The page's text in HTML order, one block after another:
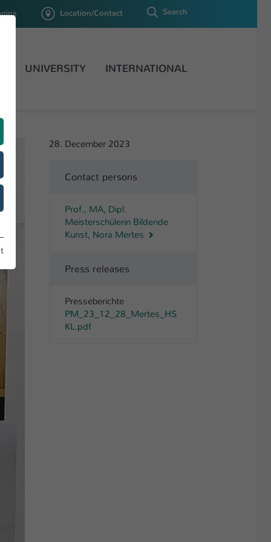
Location/Contact Search
UNIVERSITY INTERNATIONAL
28. December 2023
Contact persons
Prof., MA, Dipl.
Meisterschülerin Bildende
Kunst, Nora Mertes
Press releases
Presseberichte
PM_23_12_28_Mertes_HS
KL.pdf